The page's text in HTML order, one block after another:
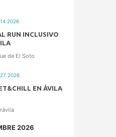
2026
RUN INCLUSIVO
de El Soto
2026
EN ÁVILA
2026